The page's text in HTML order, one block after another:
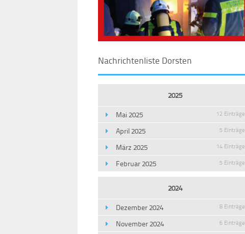
Nachrichtenliste Dorsten
2025
Mai 2025
12 Einträge
April 2025 5 Einträge
März 2025 14 Einträge
Februar 2025 5 Einträge
2024
Dezember 2024
8 Einträge
November 2024 6 Einträge